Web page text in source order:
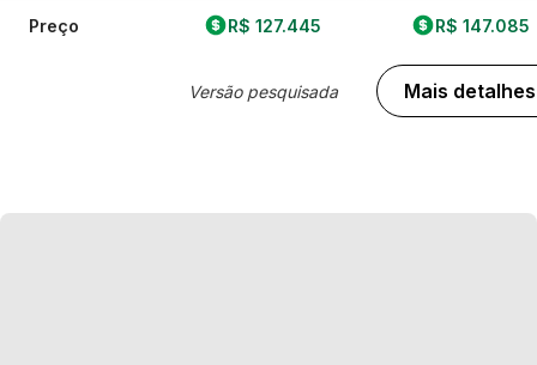
Preço R$ 127.445
Versão pesquisada
R$ 147.085
Mais detalhes